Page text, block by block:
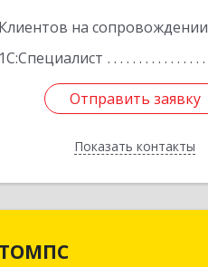
Клиентов на сопровождении
1С:Специалист
Отправить заявку
Показать контакты
Отправить заявку
Назад
ТОМПС